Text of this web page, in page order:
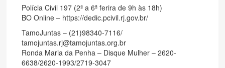
Polícia Civil 197 (2ª a 6ª ferira de 9h às 18h)
BO Online – https://dedic.pcivil.rj.gov.br/
TamoJuntas – (21)98340-7116/
tamojuntas.rj@tamojuntas.org.br
Ronda Maria da Penha – Disque Mulher – 2620-
6638/2620-1993/2719-3047